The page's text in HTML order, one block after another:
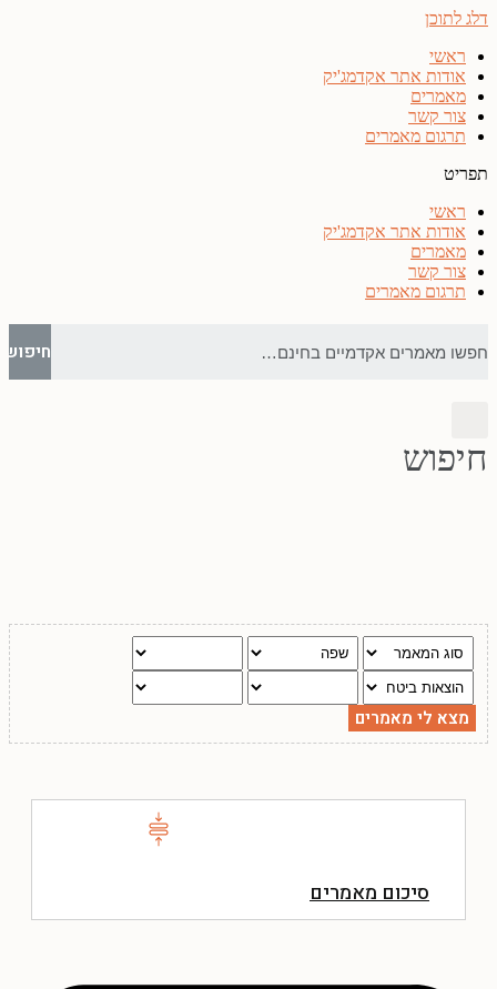
דלג לתוכן
ראשי
אודות אתר אקדמג'יק
מאמרים
צור קשר
תרגום מאמרים
תפריט
ראשי
אודות אתר אקדמג'יק
מאמרים
צור קשר
תרגום מאמרים
חיפוש
חיפוש
סיכום מאמרים